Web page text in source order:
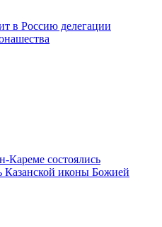
в Россию делегации
Кареме состоялись
Казанской иконы Божией